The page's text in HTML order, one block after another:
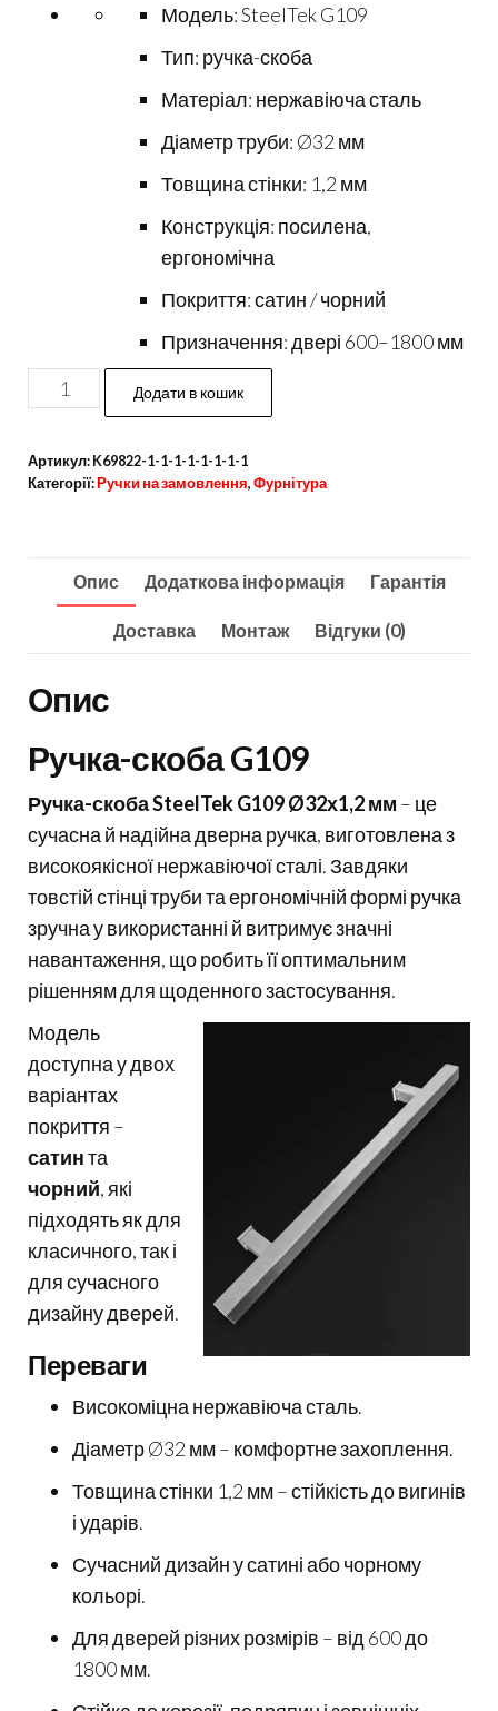
Модель: SteelTek G109
Тип: ручка-скоба
Матеріал: нержавіюча сталь
Діаметр труби: Ø32 мм
Товщина стінки: 1,2 мм
Конструкція: посилена,
ергономічна
Покриття: сатин / чорний
Призначення: двері 600–1800 мм
Ручка-
скоба
G109
Додати в кошик
Артикул: K69822-1-1-1-1-1-1-1-1
Категорії: Ручки на замовлення, Фурнітура
Опис Додаткова інформація Гарантія
Доставка Монтаж Відгуки (0)
Опис
Ручка-скоба G109
Ручка-скоба SteelTek G109 Ø32х1,2 мм – це
сучасна й надійна дверна ручка, виготовлена з
високоякісної нержавіючої сталі. Завдяки
товстій стінці труби та ергономічній формі ручка
зручна у використанні й витримує значні
навантаження, що робить її оптимальним
рішенням для щоденного застосування.
Модель
доступна у двох
варіантах
покриття –
сатинта
чорний, які
підходять як для
класичного, так і
для сучасного
дизайну дверей.
Переваги
Високоміцна нержавіюча сталь.
Діаметр Ø32 мм – комфортне захоплення.
Товщина стінки 1,2 мм – стійкість до вигинів
і ударів.
Сучасний дизайн у сатині або чорному
кольорі.
Для дверей різних розмірів – від 600 до
1800 мм.